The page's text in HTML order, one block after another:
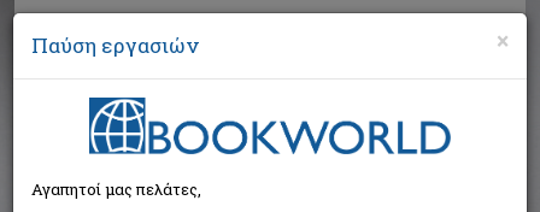
Αναζήτηση
×
Παύση εργασιών
Αγαπητοί μας πελάτες,